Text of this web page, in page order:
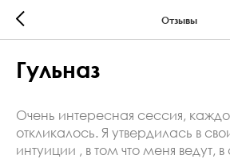
Отзывы
Гульназ
Очень интересная сессия,
откликалось. Я утвердилась в
интуиции , в том что меня ведут,